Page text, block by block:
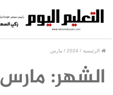
الرئيسية /
2024
/ مارس
الشهر: مارس 2024